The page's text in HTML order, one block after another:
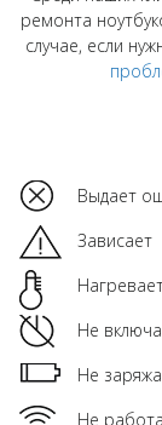
ремонта
случае, если
Выдает
Зависает
Не
Не
Не